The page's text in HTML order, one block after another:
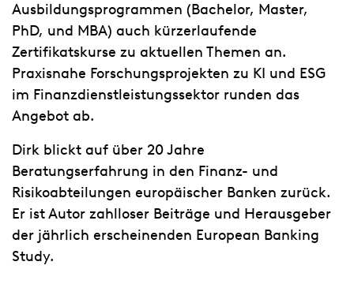
Ausbildungsprogrammen (Bachelor, Master,
PhD, und MBA) auch kürzerlaufende
Zertifikatskurse zu aktuellen Themen an.
Praxisnahe Forschungsprojekten zu KI und ESG
im Finanzdienstleistungssektor runden das
Angebot ab.
Dirk blickt auf über 20 Jahre
Beratungserfahrung in den Finanz- und
Risikoabteilungen europäischer Banken zurück.
Er ist Autor zahlloser Beiträge und Herausgeber
der jährlich erscheinenden European Banking
Study.